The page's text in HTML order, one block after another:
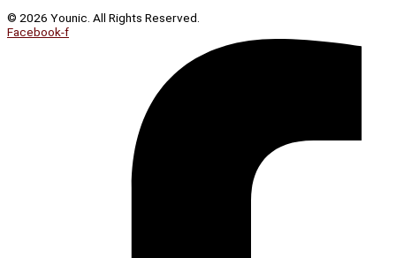
© 2026 Younic. All Rights Reserved.
Facebook-f